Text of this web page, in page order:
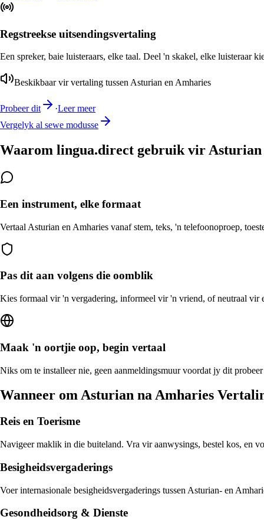
Regstreekse uitsendingsvertaling
Een spreker, baie luisteraars, elke taal. Deel 'n skakel, elke luisteraar
Beskikbaar vir vertaling tussen Asturian en Amharies
Probeer dit ·Leer meer
Vergelyk al sewe modusse
Waarom lingua.direct gebruik vir
Een instrument, elke formaat
Vertaal Asturian en Amharies vanaf stem, teks, 'n telefoonoproep,
Pas dit aan volgens die oomblik
Kies formaal vir 'n vergadering, informeel vir 'n vriend, of neutraal vir
Maak 'n oortjie oop, begin vertaal
Niks om te installeer nie, geen aanmeldingsmuur voordat jy dit
Wanneer om Asturian na Amharies
Reis en Toerisme
Navigeer maklik in die buiteland. Vra vir aanwysings, bestel kos, en
Besigheidsvergaderings
Voer internasionale besigheidsvergaderings tussen Asturian- en
Gesondheidsorg & Dienste